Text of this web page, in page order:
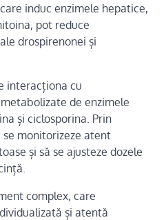
induc enzimele hepatice,
pot reduce
drospirenonei și
interacționa cu
de enzimele
și ciclosporina. Prin
monitorizeze atent
și să se ajusteze dozele
complex, care
și atentă